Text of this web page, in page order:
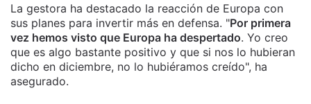
La gestora ha destacado la reacción de Europa con
sus planes para invertir más en defensa. "Por primera
vez hemos visto que Europa ha despertado. Yo creo
que es algo bastante positivo y que si nos lo hubieran
dicho en diciembre, no lo hubiéramos creído", ha
asegurado.